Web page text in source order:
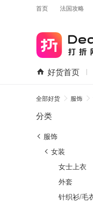
首页 法国攻略
好货首页
全部好货 服饰
分类
服饰
女装
女士上衣
外套
针织衫/毛